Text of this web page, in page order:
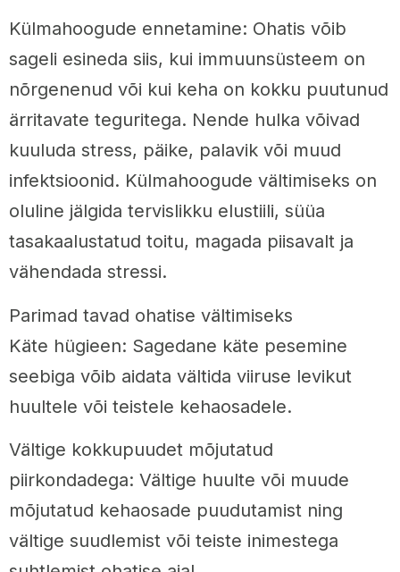
Külmahoogude ennetamine: Ohatis võib
sageli esineda siis, kui immuunsüsteem on
nõrgenenud või kui keha on kokku puutunud
ärritavate teguritega. Nende hulka võivad
kuuluda stress, päike, palavik või muud
infektsioonid. Külmahoogude vältimiseks on
oluline jälgida tervislikku elustiili, süüa
tasakaalustatud toitu, magada piisavalt ja
vähendada stressi.
Parimad tavad ohatise vältimiseks
Käte hügieen: Sagedane käte pesemine
seebiga võib aidata vältida viiruse levikut
huultele või teistele kehaosadele.
Vältige kokkupuudet mõjutatud
piirkondadega: Vältige huulte või muude
mõjutatud kehaosade puudutamist ning
vältige suudlemist või teiste inimestega